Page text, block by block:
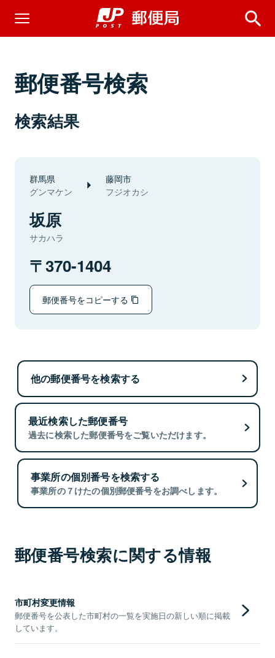
郵便番号検索
検索結果
群馬県
グンマケン
藤岡市
フジオカシ
坂原
サカハラ
370-1404
郵便番号をコピーする
他の郵便番号を検索する
最近検索した郵便番号
過去に検索した郵便番号をご覧いただけます。
事業所の個別番号を検索する
事業所の７けたの個別郵便番号をお調べします。
郵便番号検索に関する情報
市町村変更情報
郵便番号を公表した市町村の一覧を実施日の新しい順に掲載
しています。